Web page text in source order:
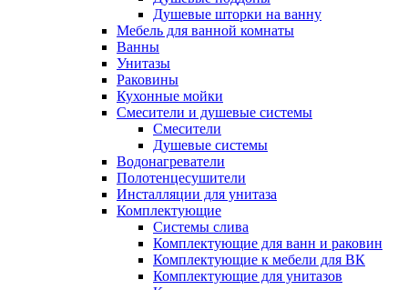
Душевые шторки на ванну
Мебель для ванной комнаты
Ванны
Унитазы
Раковины
Кухонные мойки
Смесители и душевые системы
Смесители
Душевые системы
Водонагреватели
Полотенцесушители
Инсталляции для унитаза
Комплектующие
Системы слива
Комплектующие для ванн и раковин
Комплектующие к мебели для ВК
Комплектующие для унитазов